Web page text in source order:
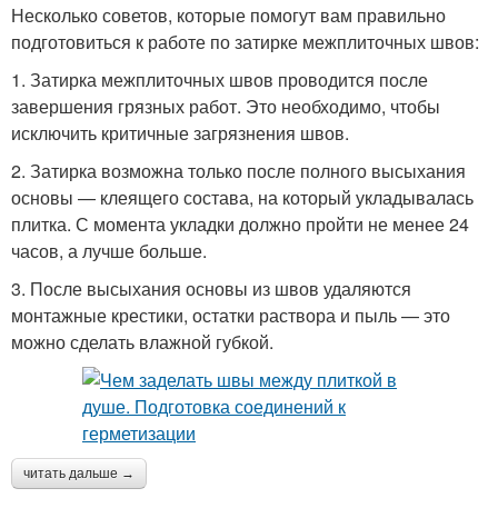
Несколько советов, которые помогут вам правильно
подготовиться к работе по затирке межплиточных швов:
1. Затирка межплиточных швов проводится после
завершения грязных работ. Это необходимо, чтобы
исключить критичные загрязнения швов.
2. Затирка возможна только после полного высыхания
основы — клеящего состава, на который укладывалась
плитка. С момента укладки должно пройти не менее 24
часов, а лучше больше.
3. После высыхания основы из швов удаляются
монтажные крестики, остатки раствора и пыль — это
можно сделать влажной губкой.
читать дальше →